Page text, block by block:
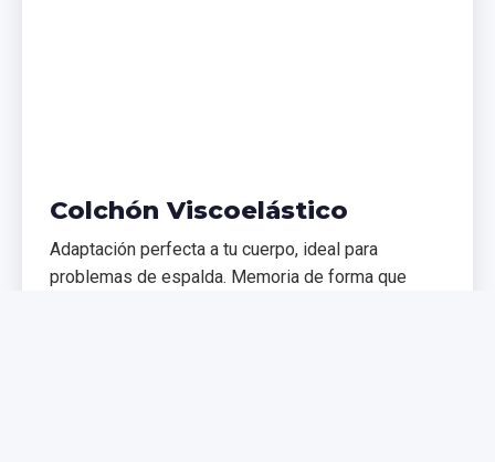
Colchón Viscoelástico
Adaptación perfecta a tu cuerpo, ideal para
problemas de espalda. Memoria de forma que